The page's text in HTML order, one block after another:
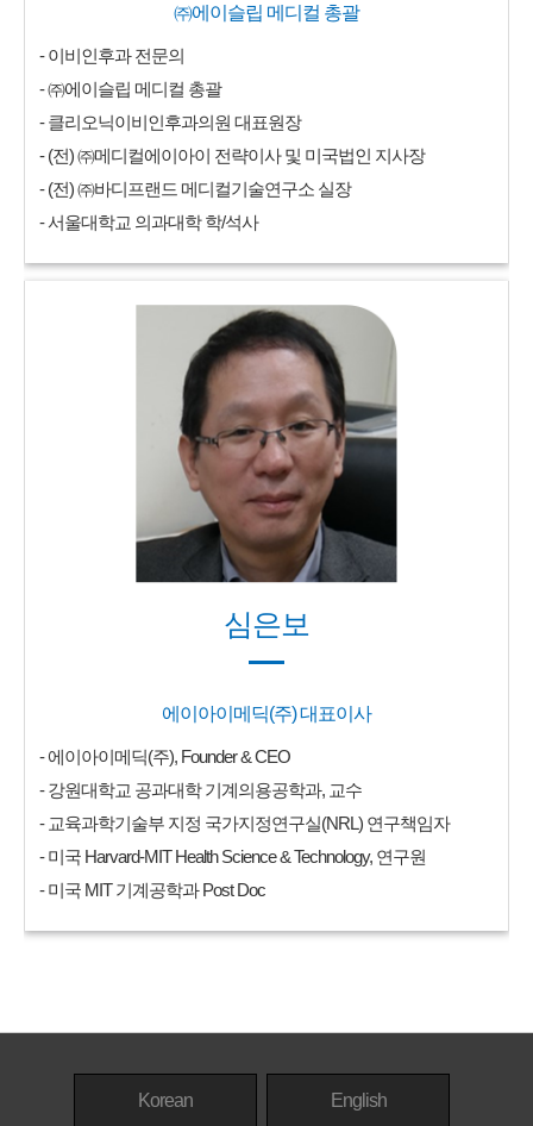
㈜에이슬립 메디컬 총괄
- 이비인후과 전문의
- ㈜에이슬립 메디컬 총괄
- 클리오닉이비인후과의원 대표원장
- (전) ㈜메디컬에이아이 전략이사 및 미국법인 지사장
- (전) ㈜바디프랜드 메디컬기술연구소 실장
- 서울대학교 의과대학 학/석사
심은보
에이아이메딕(주) 대표이사
- 에이아이메딕(주), Founder & CEO
- 강원대학교 공과대학 기계의용공학과, 교수
- 교육과학기술부 지정 국가지정연구실(NRL) 연구책임자
- 미국 Harvard-MIT Health Science & Technology, 연구원
- 미국 MIT 기계공학과 Post Doc
Korean English